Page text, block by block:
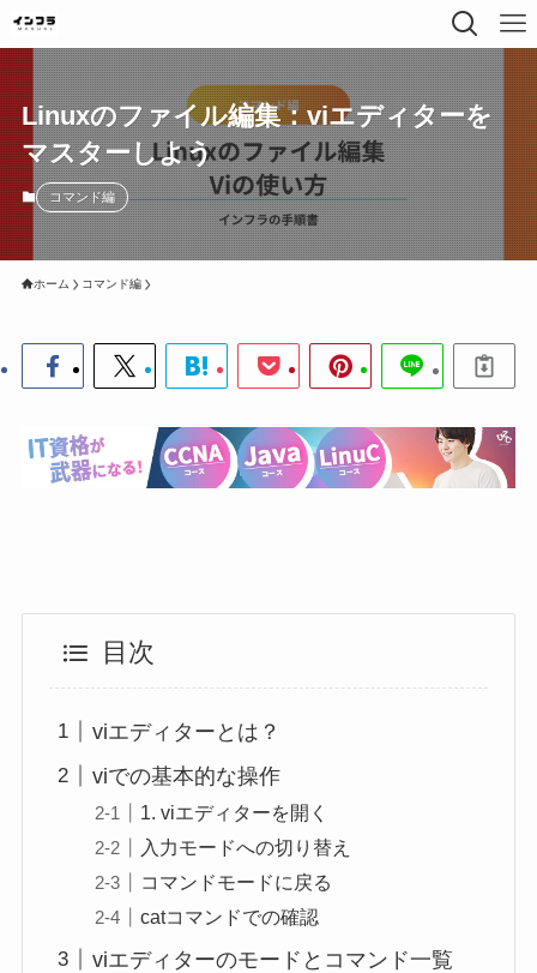
Linuxのファイル編集：viエディターを
マスターしよう
コマンド編
ホーム コマンド編
目次
viエディターとは？
viでの基本的な操作
1. viエディターを開く
入力モードへの切り替え
コマンドモードに戻る
catコマンドでの確認
viエディターのモードとコマンド一覧